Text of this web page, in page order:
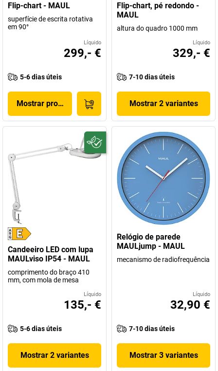
Flip-chart - MAUL
superfície de escrita rotativa
em 90°
Líquido
299,- €
5-6 dias úteis
Mostrar produto
Flip-chart, pé redondo -
MAUL
altura do quadro 1000 mm
Líquido
329,- €
7-10 dias úteis
Mostrar 2 variantes
Candeeiro LED com lupa
MAULviso IP54 - MAUL
comprimento do braço 410
mm, com mola de mesa
Líquido
135,- €
5-6 dias úteis
Mostrar 2 variantes
Relógio de parede
MAULjump - MAUL
mecanismo de radiofrequência
Líquido
32,90 €
7-10 dias úteis
Mostrar 3 variantes